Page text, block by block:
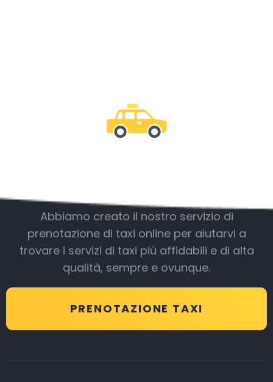
Abbiamo creato il nostro servizio di
prenotazione di taxi online per aiutarvi a
trovare i servizi di taxi più affidabili e di alta
qualità, sempre e ovunque.
PRENOTAZIONE TAXI